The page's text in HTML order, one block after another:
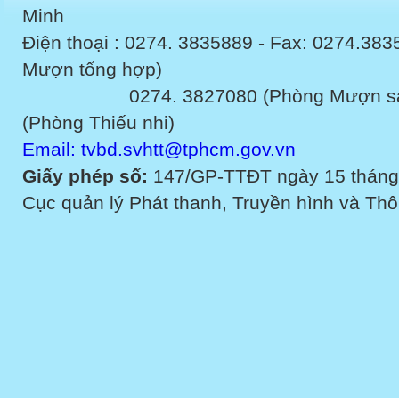
Minh
Điện thoại : 0274. 3835889 - Fax:
Mượn tổng hợp)
0274. 3827080 (Phòng Mượn sách
(Phòng Thiếu nhi)
Email: tvbd.svhtt@tphcm.gov.vn
Giấy phép số: 147/GP-TTĐT ngày 15
Cục quản lý Phát thanh, Truyền hình và